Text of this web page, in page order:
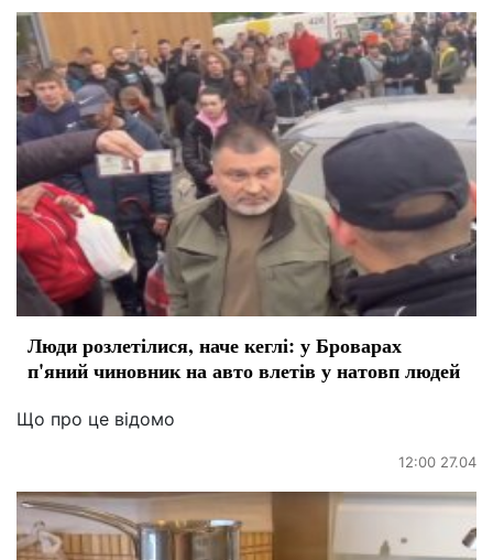
Люди розлетілися, наче кеглі: у Броварах
п'яний чиновник на авто влетів у натовп людей
Що про це відомо
12:00 27.04